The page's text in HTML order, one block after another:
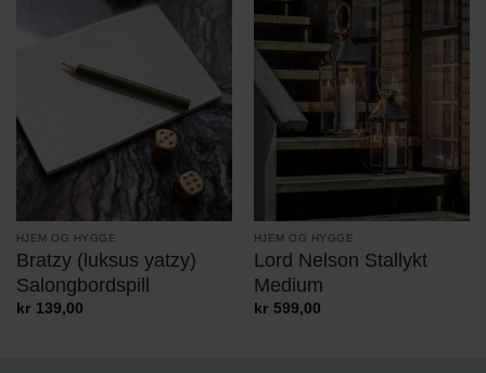
HJEM OG HYGGE
Bratzy (luksus yatzy)
Salongbordspill
kr 139,00
HJEM OG HYGGE
Lord Nelson Stallykt
Medium
kr 599,00